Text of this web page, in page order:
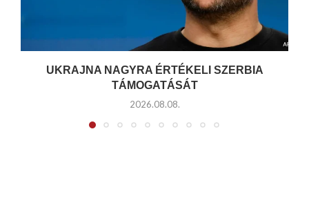
UKRAJNA NAGYRA ÉRTÉKELI SZERBIA
TÁMOGATÁSÁT
2026.08.08.